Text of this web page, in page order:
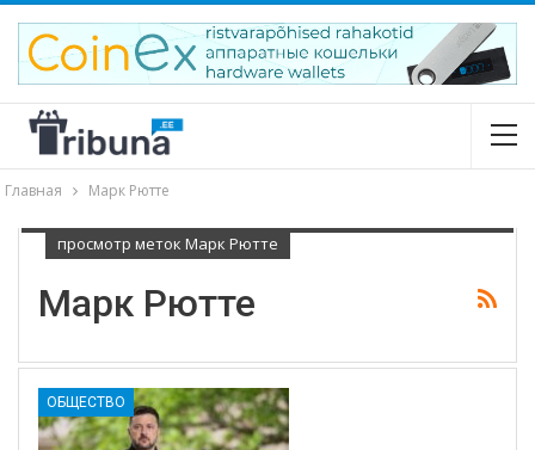
Главная Марк Рютте
просмотр меток Марк Рютте
Марк Рютте
ОБЩЕСТВО